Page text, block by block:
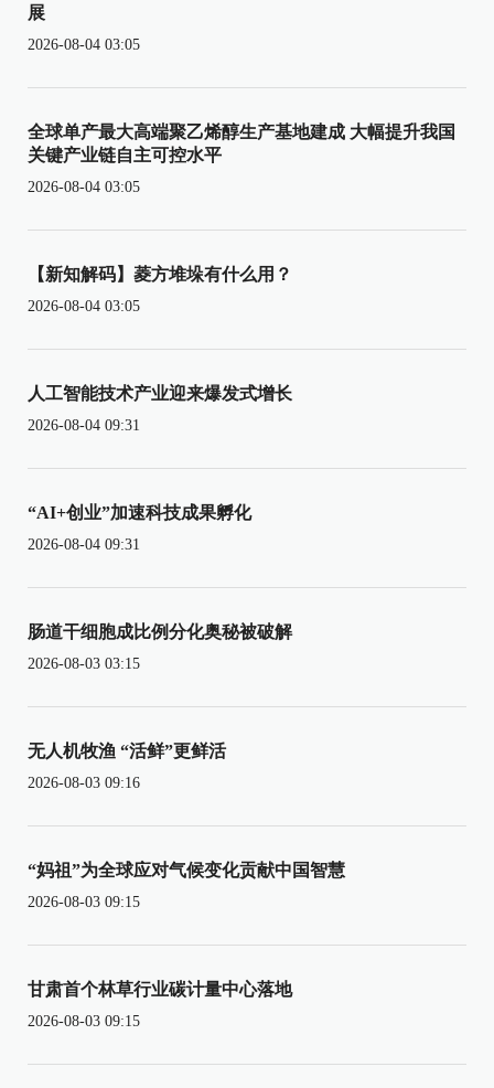
展
2026-08-04 03:05
全球单产最大高端聚乙烯醇生产基地建成 大幅提升我国
关键产业链自主可控水平
2026-08-04 03:05
【新知解码】菱方堆垛有什么用？
2026-08-04 03:05
人工智能技术产业迎来爆发式增长
2026-08-04 09:31
“AI+创业”加速科技成果孵化
2026-08-04 09:31
肠道干细胞成比例分化奥秘被破解
2026-08-03 03:15
无人机牧渔 “活鲜”更鲜活
2026-08-03 09:16
“妈祖”为全球应对气候变化贡献中国智慧
2026-08-03 09:15
甘肃首个林草行业碳计量中心落地
2026-08-03 09:15